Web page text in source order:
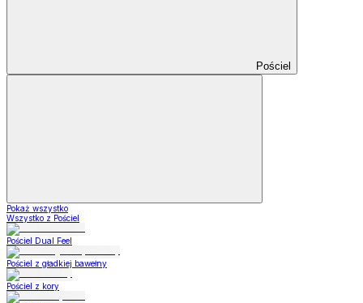
Pościel
Pokaż wszystko
Wszystko z Pościel
Pościel Dual Feel
Pościel z gładkiej bawełny
Pościel z kory